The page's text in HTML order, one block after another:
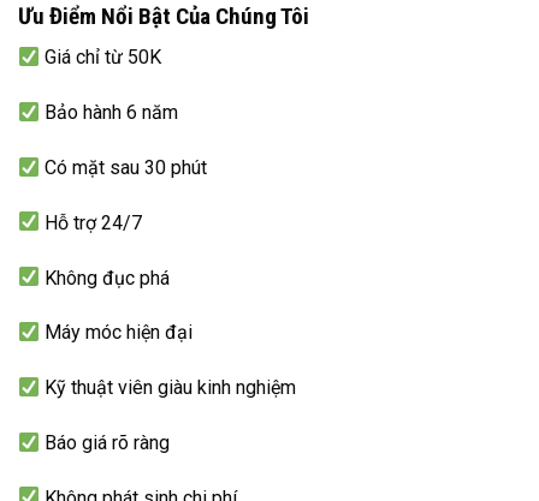
Ưu Điểm Nổi Bật Của Chúng Tôi
Giá chỉ từ 50K
Bảo hành 6 năm
Có mặt sau 30 phút
Hỗ trợ 24/7
Không đục phá
Máy móc hiện đại
Kỹ thuật viên giàu kinh nghiệm
Báo giá rõ ràng